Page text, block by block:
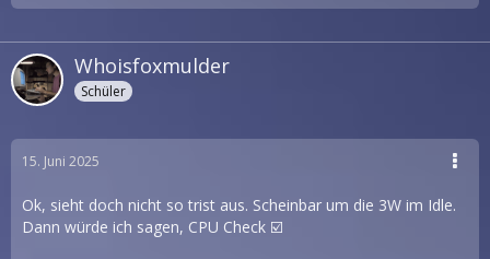
Whoisfoxmulder
Schüler
15. Juni 2025
Ok, sieht doch nicht so trist aus. Scheinbar um die 3W im Idle.
Dann würde ich sagen, CPU Check ☑️